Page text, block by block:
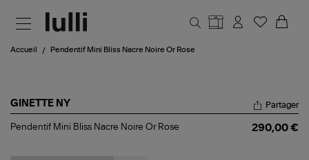
Accueil Pendentif Mini Bliss Nacre Noire Or Rose
GINETTE NY
Pendentif
Partager
Pendentif Mini Bliss Nacre Noire Or Rose 290,00 €